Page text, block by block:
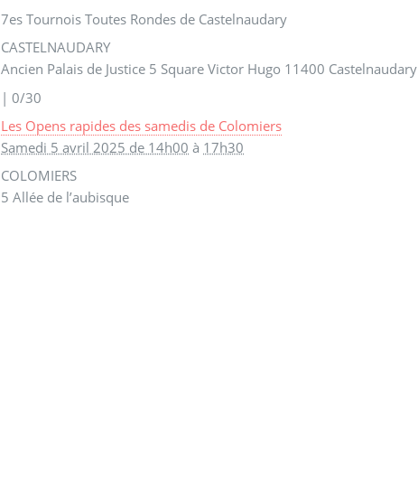
7es Tournois Toutes Rondes de Castelnaudary
CASTELNAUDARY
Ancien Palais de Justice 5 Square Victor Hugo 11400 Castelnaudary
| 0/30
Les Opens rapides des samedis de Colomiers
Samedi 5 avril 2025 de 14h00 à 17h30
COLOMIERS
5 Allée de l’aubisque